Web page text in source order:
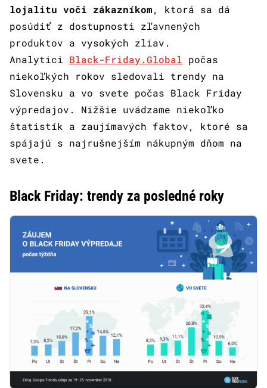
lojalitu voči zákazníkom, ktorá sa dá
posúdiť z dostupnosti zľavnených
produktov a vysokých zliav.
Analytici Black-Friday.Global počas
niekoľkých rokov sledovali trendy na
Slovensku a vo svete počas Black Friday
výpredajov. Nižšie uvádzame niekoľko
štatistík a zaujímavých faktov, ktoré sa
spájajú s najrušnejším nákupným dňom na
svete.
Black Friday: trendy za posledné roky